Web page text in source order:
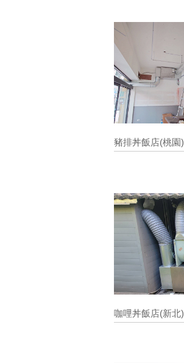
豬排丼飯店(桃園)
咖哩丼飯店(新北)